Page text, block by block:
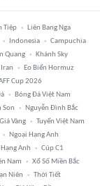
Tiệp
Liên Bang Nga
Indonesia
Campuchia
Quang
Khánh Sky
Iran
Eo Biển Hormuz
Cup 2026
Bóng Đá Việt Nam
Son
Nguyễn Đình Bắc
Giá Vàng
Tuyển Việt Nam
Ngoại Hạng Anh
Anh
Cúp C1
Nam
Xổ Số Miền Bắc
Niên
Thời Tiết